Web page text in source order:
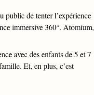
public de tenter l’expérience
immersive 360°. Atomium,
avec des enfants de 5 et 7
Et, en plus, c’est